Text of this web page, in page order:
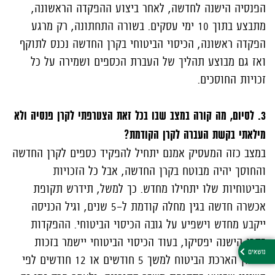
הפנסיה הישנה לחדשה, לאחר ביצוע ההפקדה הראשונה,
מתבצע בתוך 10 ימי עסקים. בשורה התחתונה, רק מרגע
הפקדה ראשונה, הכיסוי הביטוחי בקרן החדשה נכנס לתוקף
ואז גם מבוצע תהליך של העברת הכספים ושמירה על כל
זכויות החוסכים.
3. לסיום, מה קורה במצב שבו בכל זאת הצטרפתי לקרן פנסיה ולא
מילאתי בקשת העברה לקרן הקודמת?
במצב כזה המעסיק אמנם יתחיל להפקיד כספים לקרן החדשה
והחוסך יהיה מבוטח בקרן החדשה, אבל כל הזכויות
הביטוחיות שלו יתחילו מחדש. כך למשל, תידרש תקופת
אכשרה חדשה בגין מחלה קודמת ל-5 שנים, וגיל הכניסה
ייקבע מחדש וישפיע על גובה הכיסוי הביטוחי. ההפקדות
בקרן הישנה יפסיקו, בעוד הכיסוי הביטוחי יישמר בזכות
מנגנון הארכת הביטוח למשך 5 חודשים או 12 חודשים לפי